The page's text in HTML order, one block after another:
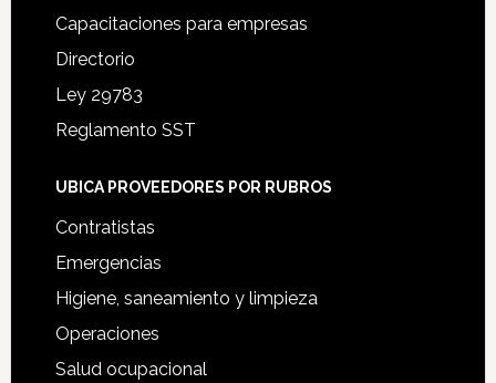
Capacitaciones para empresas
Directorio
Ley 29783
Reglamento SST
UBICA PROVEEDORES POR RUBROS
Contratistas
Emergencias
Higiene, saneamiento y limpieza
Operaciones
Salud ocupacional